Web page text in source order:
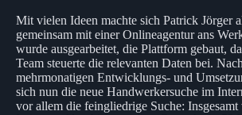
Mit vielen Ideen machte sich Patrick Jörger
gemeinsam mit einer Onlineagentur ans
wurde ausgearbeitet, die Plattform gebaut,
Team steuerte die relevanten Daten bei.
mehrmonatigen Entwicklungs- und
sich nun die neue Handwerkersuche im
vor allem die feingliedrige Suche: